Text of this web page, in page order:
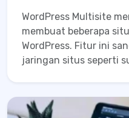
WordPress Multisite
membuat beberapa
WordPress. Fitur ini
jaringan situs seperti
mengaktifkan